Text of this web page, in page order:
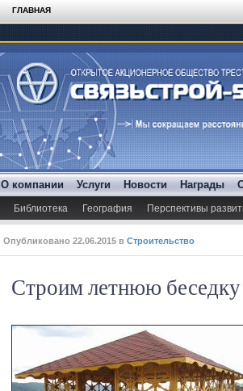
ГЛАВНАЯ
О компании Услуги Новости Награды
Библиотека География Перспективы
Опубликовано 22.06.2015 в Строительство
Строим летнюю беседку